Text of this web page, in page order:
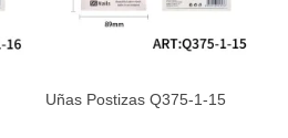
Uñas Postizas Q375-1-15